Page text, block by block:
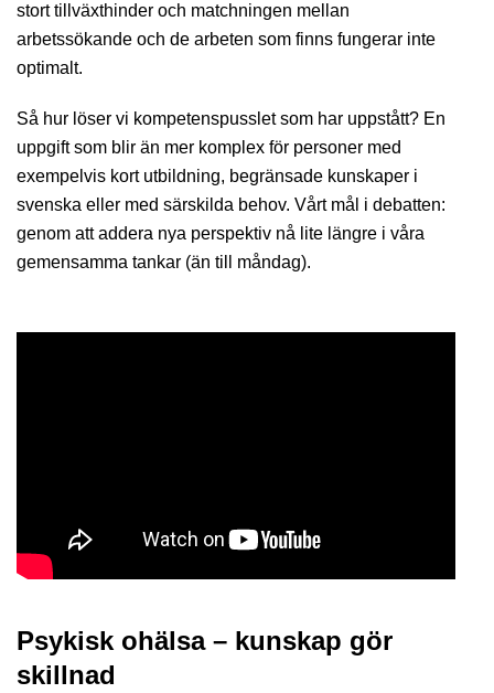
stort tillväxthinder och matchningen mellan
arbetssökande och de arbeten som finns fungerar inte
optimalt.
Så hur löser vi kompetenspusslet som har uppstått? En
uppgift som blir än mer komplex för personer med
exempelvis kort utbildning, begränsade kunskaper i
svenska eller med särskilda behov. Vårt mål i debatten:
genom att addera nya perspektiv nå lite längre i våra
gemensamma tankar (än till måndag).
Psykisk ohälsa – kunskap gör
skillnad